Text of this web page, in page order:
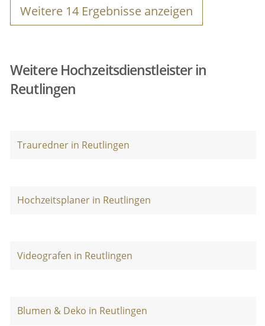
Weitere 14 Ergebnisse anzeigen
Weitere Hochzeitsdienstleister in
Reutlingen
Trauredner in Reutlingen
Hochzeitsplaner in Reutlingen
Videografen in Reutlingen
Blumen & Deko in Reutlingen